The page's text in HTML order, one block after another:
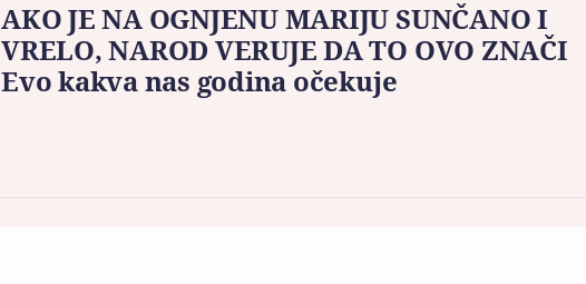
AKO JE NA OGNJENU MARIJU SUNČANO I
VRELO, NAROD VERUJE DA TO OVO ZNAČI
Evo kakva nas godina očekuje